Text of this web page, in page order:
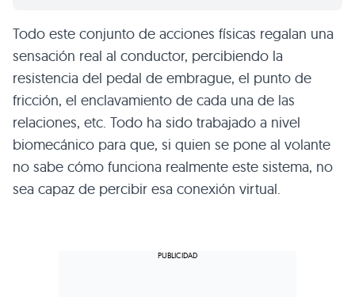
Todo este conjunto de acciones físicas regalan una
sensación real al conductor, percibiendo la
resistencia del pedal de embrague, el punto de
fricción, el enclavamiento de cada una de las
relaciones, etc. Todo ha sido trabajado a nivel
biomecánico para que, si quien se pone al volante
no sabe cómo funciona realmente este sistema, no
sea capaz de percibir esa conexión virtual.